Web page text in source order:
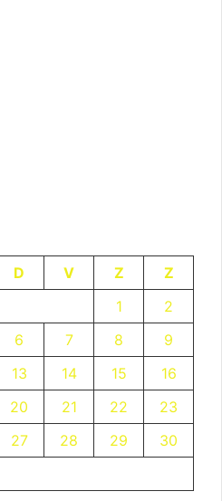
D V Z
Z
1
2
6 7 8
9
13 14 15
16
20 21 22
23
27 28 29
30